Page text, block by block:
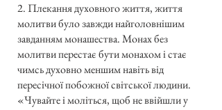
2. Плекання духовного життя, життя
молитви було завжди найголовнішим
завданням монашества. Монах без
молитви перестає бути монахом і стає
чимсь духовно меншим навіть від
пересічної побожної світської людини.
«Чувайте і моліться, щоб не ввійшли у